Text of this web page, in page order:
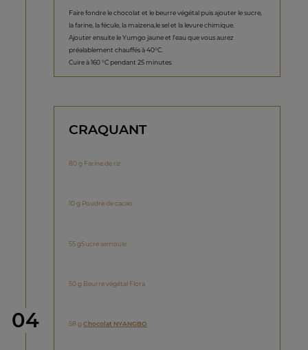
Faire fondre le chocolat et le beurre végétal puis ajouter le sucre,
la farine, la fécule, la maïzena,le sel et la levure chimique.
Ajouter ensuite le Yumgo jaune et l’eau que vous aurez
préalablement chauffés à 40°C.
Cuire à 160 °C pendant 25 minutes.
étape
04
CRAQUANT
80 g Farine de riz
10 g Poudre de cacao
55 gSucre semoule
50 g Beurre végétal Flora
58 gChocolat NYANGBO